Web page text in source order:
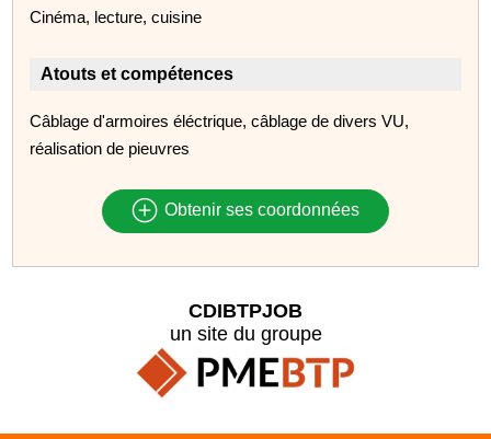
Cinéma, lecture, cuisine
Atouts et compétences
Câblage d'armoires éléctrique, câblage de divers VU,
réalisation de pieuvres
Obtenir ses coordonnées
CDIBTPJOB
un site du groupe